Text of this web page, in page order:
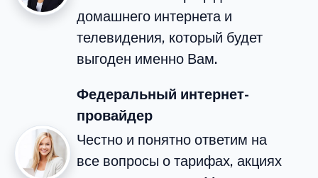
домашнего интернета и
телевидения, который будет
выгоден именно Вам.
Федеральный интернет-
провайдер
Честно и понятно ответим на
все вопросы о тарифах, акциях